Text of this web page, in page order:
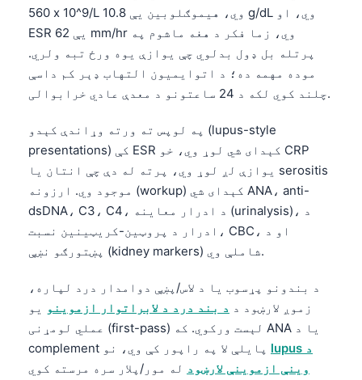
560 x 10^9/L وي، هیموګلوبین یې 10.8 g/dL وي، او
ESR یې 62 mm/hr وي، زما فکر د هغه ماشوم په
پرتله بل ډول بدلوي چې یوازې یوه ورځ تبه ولري.
موده مهمه ده؛ د اتوایمیون التهاب ډېر کم داسې
چلند کوي لکه د 24 ساعتونو د معدې عادي خرابوالی.
په لوپس ته ورته وړاندې کېدو (lupus-style
presentations) کې ESR کېدای شي لوړ وي، خو CRP
یوازې لږ لوړ وي، پرته له دې چې انتان یا serositis
موجود وي. ارزونه (workup) کېدای شي ANA، anti-
dsDNA، C3، C4، د ادرار معاینه (urinalysis)، د
ادرار د پروټین-کریټینین نسبت، CBC، او د
پښتورګو نښې (kidney markers) شاملې وي.
د بندونو پړسوب یا د لاس/پښې دوامدار درد لپاره،
زموږ لارښود د د بند درد د لابراتوار ازموینو یو
عملي لومړنی (first-pass) لېست ورکوي. که ANA یا د
lupus د
وینې ازموینې لارښود له مور/پلار سره مرسته کوي
Galego
Latviešu valoda
Euskara
Occitan
العربية المغربية
Afrikaans
ພາສາລາວ
Cebuano
ئۇيغۇرچە